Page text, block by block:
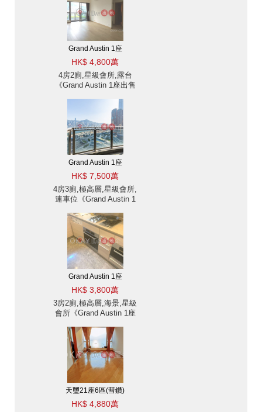
Grand Austin 1座
HK$ 4,800萬
4房2廁,星級會所,露台
《Grand Austin 1座出售
Grand Austin 1座
HK$ 7,500萬
4房3廁,極高層,星級會所,
連車位《Grand Austin 1
Grand Austin 1座
HK$ 3,800萬
3房2廁,極高層,海景,星級
會所《Grand Austin 1座
天璽21座6區(彗鑽)
HK$ 4,880萬